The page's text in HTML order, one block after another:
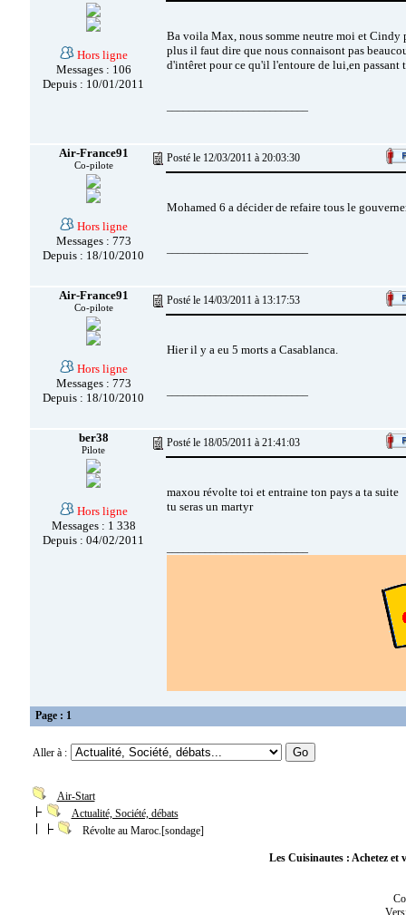
Hors ligne
Messages : 106
Depuis : 10/01/2011
Ba voila Max, nous somme neutre moi et Cindy
plus il faut dire que nous connaisont pas
d'intêret pour ce qu'il l'entoure de lui,en passant
Air-France91
Co-pilote
Posté le 12/03/2011 à 20:03:30
Hors ligne
Messages : 773
Depuis : 18/10/2010
Mohamed 6 a décider de refaire tous le
Air-France91
Co-pilote
Posté le 14/03/2011 à 13:17:53
Hors ligne
Messages : 773
Depuis : 18/10/2010
Hier il y a eu 5 morts a Casablanca.
ber38
Pilote
Posté le 18/05/2011 à 21:41:03
Hors ligne
Messages : 1 338
Depuis : 04/02/2011
maxou révolte toi et entraine ton pays a ta suite
tu seras un martyr
Page : 1
Aller à :
Air-Start
Actualité, Société, débats
Révolte au Maroc.[sondage]
Les Cuisinautes : Achetez et